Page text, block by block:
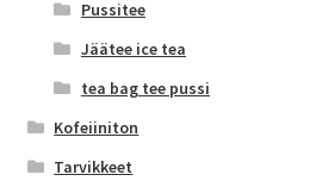
Pussitee
Jäätee ice tea
tea bag tee pussi
Kofeiiniton
Tarvikkeet